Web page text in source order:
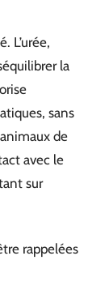
L’urée,
la
sans
de
avec le
sur
rappelées